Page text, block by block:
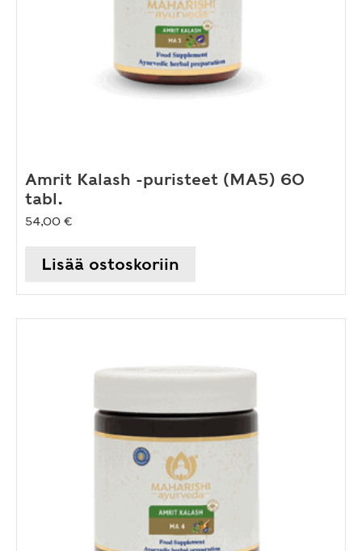
Amrit Kalash -puristeet (MA5) 60
tabl.
54,00 €
Lisää ostoskoriin